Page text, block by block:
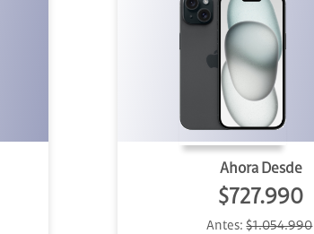
Ahora Desde
$727.990
Antes:$1.054.990